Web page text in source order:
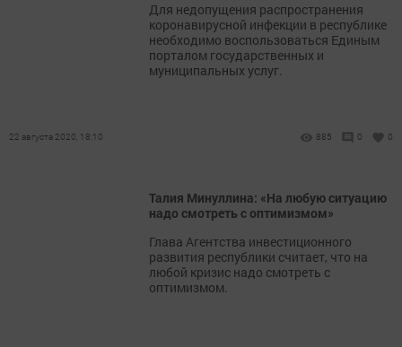
​​​​​​​Для недопущения распространения
коронавирусной инфекции в республике
необходимо воспользоваться Единым
порталом государственных и
муниципальных услуг.
22 августа 2020, 18:10 885 0 0
Талия Минуллина: «На любую ситуацию
надо смотреть с оптимизмом»
​​​​​​​Глава Агентства инвестиционного
развития республики считает, что на
любой кризис надо смотреть с
оптимизмом.